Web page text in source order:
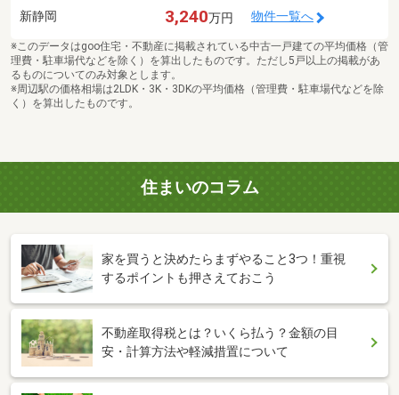
新静岡 3,240万円 物件一覧へ
※このデータはgoo住宅・不動産に掲載されている中古一戸建ての平均価格（管
理費・駐車場代などを除く）を算出したものです。ただし5戸以上の掲載があ
るものについてのみ対象とします。
※周辺駅の価格相場は2LDK・3K・3DKの平均価格（管理費・駐車場代などを除
く）を算出したものです。
住まいのコラム
家を買うと決めたらまずやること3つ！重視
するポイントも押さえておこう
不動産取得税とは？いくら払う？金額の目
安・計算方法や軽減措置について